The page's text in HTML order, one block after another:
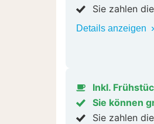
Sie zahlen
Details anzeigen
Inkl.
Sie können
Sie zahlen